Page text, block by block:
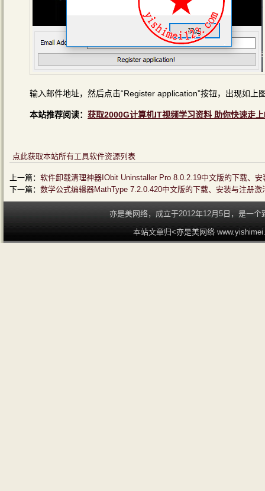
输入邮件地址，然后点击“Register application”按钮，出现如
本站推荐阅读： 获取2000G计算机IT视频学习资料 助你快速走
点此获取本站所有工具软件资源列表
上一篇： 软件卸载清理神器IObit Uninstaller Pro 8.0.2.19中文版的下载、
下一篇： 数学公式编辑器MathType 7.2.0.420中文版的下载、安装与注册激
亦是美网络，成立于2012年12月5日，是一
本站文章归<亦是美网络